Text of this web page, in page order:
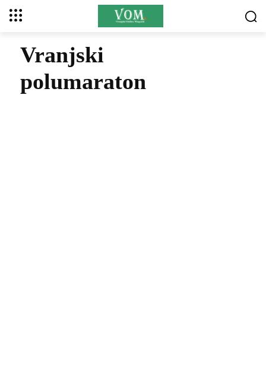
Vranjski
polumaraton